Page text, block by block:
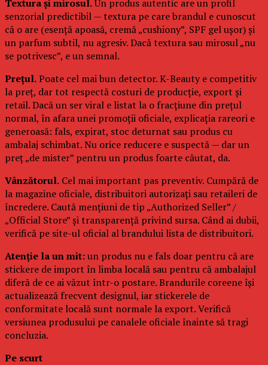
Textura și mirosul.Un produs autentic are un profil
senzorial predictibil — textura pe care brandul e cunoscut
că o are (esență apoasă, cremă „cushiony”, SPF gel ușor) și
un parfum subtil, nu agresiv. Dacă textura sau mirosul „nu
se potrivesc”, e un semnal.
Prețul.Poate cel mai bun detector. K-Beauty e competitiv
la preț, dar tot respectă costuri de producție, export și
retail. Dacă un ser viral e listat la o fracțiune din prețul
normal, în afara unei promoții oficiale, explicația rareori e
generoasă: fals, expirat, stoc deturnat sau produs cu
ambalaj schimbat. Nu orice reducere e suspectă — dar un
preț „de mister” pentru un produs foarte căutat, da.
Vânzătorul. Cel mai important pas preventiv. Cumpără de
la magazine oficiale, distribuitori autorizați sau retaileri de
încredere. Caută mențiuni de tip „Authorized Seller” /
„Official Store” și transparență privind sursa. Când ai dubii,
verifică pe site-ul oficial al brandului lista de distribuitori.
Atenție la un mit:un produs nu e fals doar pentru că are
stickere de import în limba locală sau pentru că ambalajul
diferă de ce ai văzut într-o postare. Brandurile coreene își
actualizează frecvent designul, iar stickerele de
conformitate locală sunt normale la export. Verifică
versiunea produsului pe canalele oficiale înainte să tragi
concluzia.
Pe scurt